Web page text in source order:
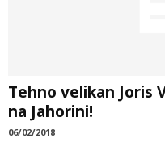
Tehno velikan Joris
na Jahorini!
06/02/2018